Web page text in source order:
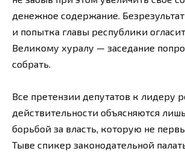
денежное содержание.
и попытка главы республики
Великому хуралу — заседание
собрать.
Все претензии депутатов к лидеру
действительности объясняются
борьбой за власть, которую не
Тыве спикер законодательной